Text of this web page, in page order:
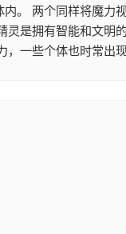
。 两个同样将魔
是拥有智能和文
一些个体也时常